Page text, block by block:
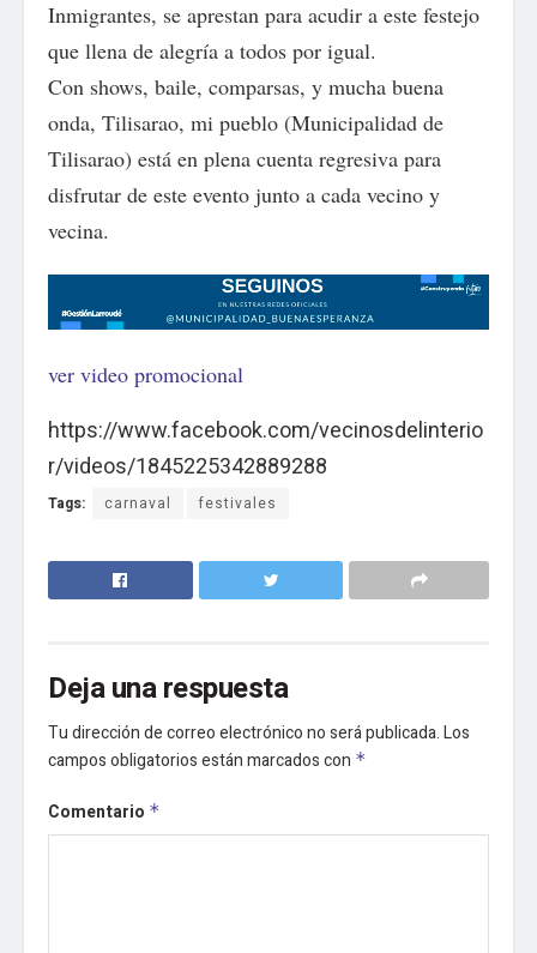
Inmigrantes, se aprestan para acudir a este festejo
que llena de alegría a todos por igual.
Con shows, baile, comparsas, y mucha buena
onda, Tilisarao, mi pueblo (Municipalidad de
Tilisarao) está en plena cuenta regresiva para
disfrutar de este evento junto a cada vecino y
vecina.
ver video promocional
https://www.facebook.com/vecinosdelinterio
r/videos/1845225342889288
Tags: carnaval festivales
Deja una respuesta
Tu dirección de correo electrónico no será publicada.Los
campos obligatorios están marcados con *
Comentario *